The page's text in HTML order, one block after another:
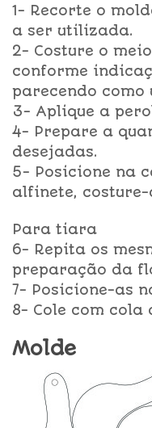
1- Recorte o
a ser utilizada.
2- Costure o
conforme
parecendo como
3- Aplique a
4- Prepare a
desejadas.
5- Posicione na
alfinete, costure-
Para tiara
6- Repita os
preparação da
7- Posicione-as
8- Cole com cola
Molde